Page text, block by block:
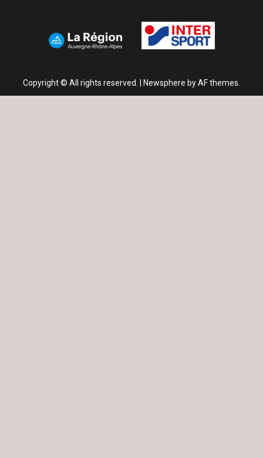
Copyright © All rights reserved. Newsphere by AF themes.